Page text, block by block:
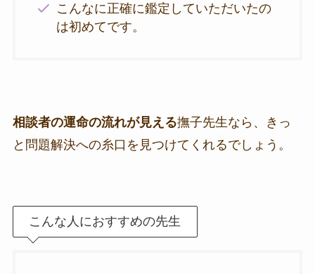
こんなに正確に鑑定していただいたの
は初めてです。
相談者の運命の流れが見える撫子先生なら、きっ
と問題解決への糸口を見つけてくれるでしょう。
こんな人におすすめの先生